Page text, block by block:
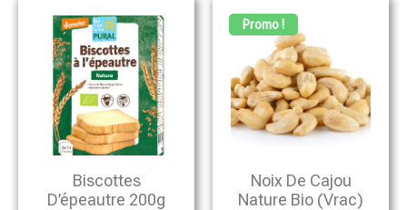
Biscottes
D’épeautre 200g
Promo !
Noix De Cajou
Nature Bio (vrac)